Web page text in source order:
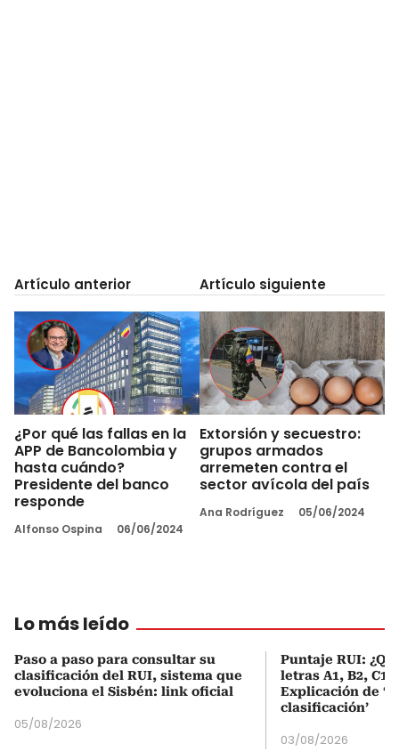
Artículo anterior
¿Por qué las fallas en la
APP de Bancolombia y
hasta cuándo?
Presidente del banco
responde
Alfonso Ospina 06/06/2024
Artículo siguiente
Extorsión y secuestro:
grupos armados
arremeten contra el
sector avícola del país
Ana Rodríguez 05/06/2024
Lo más leído
Paso a paso para consultar su
clasificación del RUI, sistema que
evoluciona el Sisbén: link oficial
05/08/2026
Puntaje RUI:
letras A1, B2, C1
Explicación de
clasificación’
03/08/2026